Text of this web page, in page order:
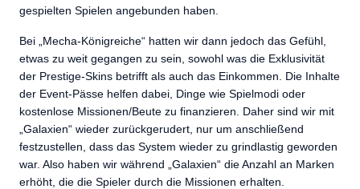
gespielten Spielen angebunden haben.
Bei „Mecha-Königreiche“ hatten wir dann jedoch das Gefühl,
etwas zu weit gegangen zu sein, sowohl was die Exklusivität
der Prestige-Skins betrifft als auch das Einkommen. Die Inhalte
der Event-Pässe helfen dabei, Dinge wie Spielmodi oder
kostenlose Missionen/Beute zu finanzieren. Daher sind wir mit
„Galaxien“ wieder zurückgerudert, nur um anschließend
festzustellen, dass das System wieder zu grindlastig geworden
war. Also haben wir während „Galaxien“ die Anzahl an Marken
erhöht, die die Spieler durch die Missionen erhalten.